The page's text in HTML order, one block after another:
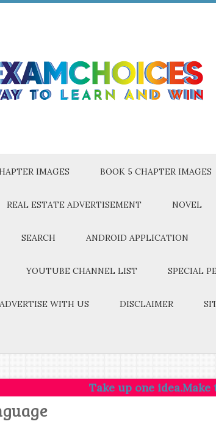
IMAGES BOOK 5 CHAPTER IMAGES
REAL ESTATE ADVERTISEMENT NOVEL
SEARCH ANDROID APPLICATION
YOUTUBE CHANNEL LIST SPECIAL
ADVERTISE WITH US DISCLAIMER
Take up one idea.Make that